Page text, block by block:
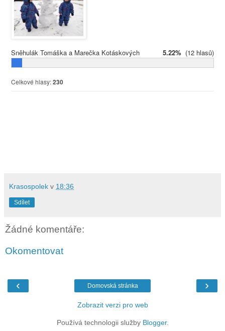
Sněhulák Tomáška a Marečka Kotáskových 5.22% (12 hlasů)
Celkové hlasy:230
Krasospolek v 18:36
Sdílet
Žádné komentáře:
Okomentovat
‹ ›
Domovská stránka
Zobrazit verzi pro web
Používá technologii služby Blogger.